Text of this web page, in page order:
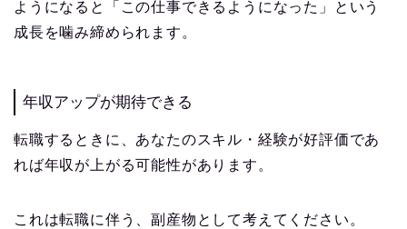
ようになると「この仕事できるようになった」という
成長を噛み締められます。
年収アップが期待できる
転職するときに、あなたのスキル・経験が好評価であ
れば年収が上がる可能性があります。
これは転職に伴う、副産物として考えてください。